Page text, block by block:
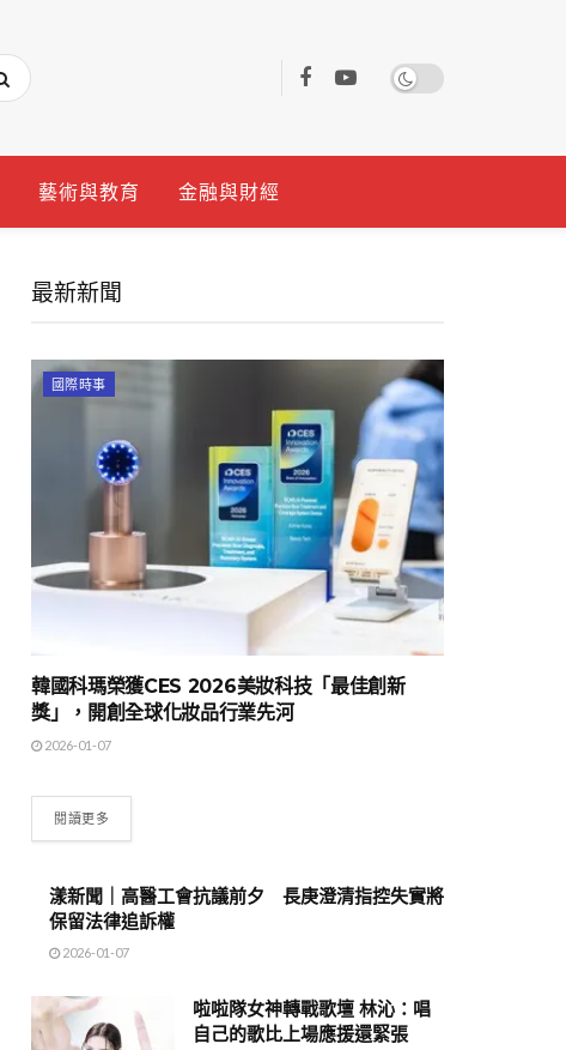
藝術與教育 金融與財經
最新新聞
國際時事
韓國科瑪榮獲CES 2026美妝科技「最佳創新
獎」，開創全球化妝品行業先河
2026-01-07
閱讀更多
漾新聞｜高醫工會抗議前夕 長庚澄清指控失實將
保留法律追訴權
2026-01-07
啦啦隊女神轉戰歌壇 林沁：唱
自己的歌比上場應援還緊張